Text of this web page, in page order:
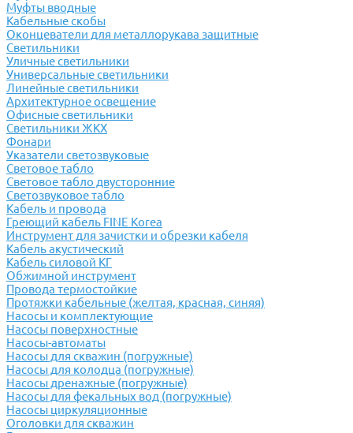
Муфты вводные
Кабельные скобы
Оконцеватели для металлорукава защитные
Светильники
Уличные светильники
Универсальные светильники
Линейные светильники
Архитектурное освещение
Офисные светильники
Светильники ЖКХ
Фонари
Указатели светозвуковые
Световое табло
Световое табло двусторонние
Светозвуковое табло
Кабель и провода
Греющий кабель FINE Korea
Инструмент для зачистки и обрезки кабеля
Кабель акустический
Кабель силовой КГ
Обжимной инструмент
Провода термостойкие
Протяжки кабельные (желтая, красная, синяя)
Насосы и комплектующие
Насосы поверхностные
Насосы-автоматы
Насосы для скважин (погружные)
Насосы для колодца (погружные)
Насосы дренажные (погружные)
Насосы для фекальных вод (погружные)
Насосы циркуляционные
Оголовки для скважин